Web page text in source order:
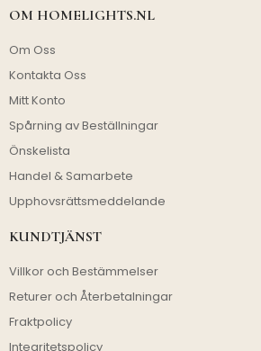
OM HOMELIGHTS.NL
Om Oss
Kontakta Oss
Mitt Konto
Spårning av Beställningar
Önskelista
Handel & Samarbete
Upphovsrättsmeddelande
KUNDTJÄNST
Villkor och Bestämmelser
Returer och Återbetalningar
Fraktpolicy
Integritetspolicy